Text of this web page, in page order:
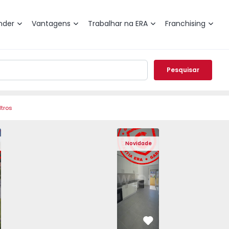
Vantagens Trabalhar na ERA Franchising
Pesquisar
Angra do Heroísmo, São Mateus da Calheta - 1575310 - 40
T3 Angra do Heroísmo, São Mateus da Calheta -
Moradia Geminada T3 Angra do Heroísmo, São Mateus da
Moradia Geminada T3 Angra do Heroísmo, São
Moradia Geminada T3 Angra do
Moradia Geminada T3
Moradia
Novidade
Apartamento T2 Seixal, Amora - 1575805
Apartamento T2 Seixal,
Apartamento T2
Favorito